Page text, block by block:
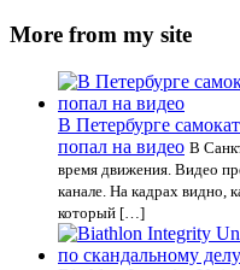
More from my site
В Петербурге
попал на видео В
время движения. Видео
канале. На кадрах видно,
который […]